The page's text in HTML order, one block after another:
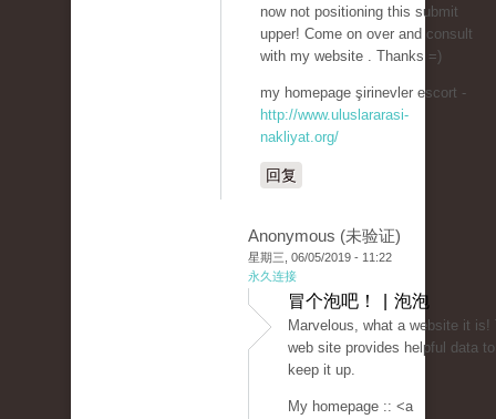
now not positioning this submit
upper! Come on over and consult
with my website . Thanks =)
my homepage şirinevler escort -
http://www.uluslararasi-
nakliyat.org/
回复
Anonymous (未验证)
星期三, 06/05/2019 - 11:22
永久连接
冒个泡吧！ | 泡泡
Marvelous, what a website it is!
web site provides helpful data
keep it up.
My homepage :: <a